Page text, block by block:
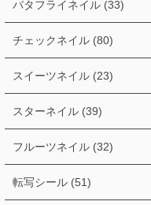
バタフライネイル (33)
チェックネイル (80)
スイーツネイル (23)
スターネイル (39)
フルーツネイル (32)
転写シール (51)